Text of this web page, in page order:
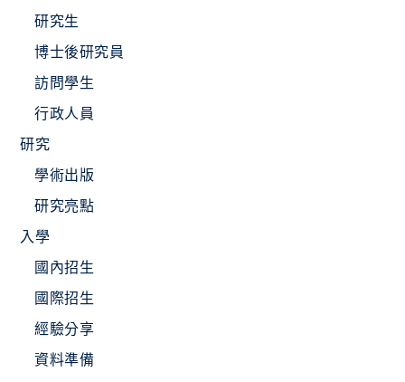
研究生
博士後研究員
訪問學生
行政人員
研究
學術出版
研究亮點
入學
國內招生
國際招生
經驗分享
資料準備